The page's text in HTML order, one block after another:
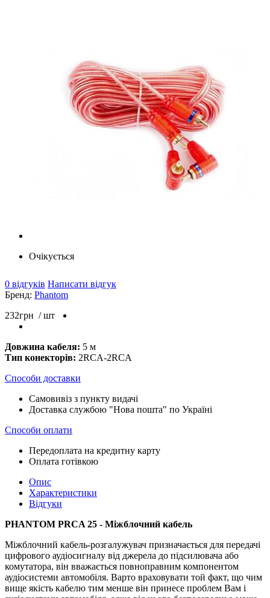
Очікується
0 відгуків Написати відгук
Бренд: Phantom
232грн / шт
Довжина кабеля: 5 м
Тип конекторів: 2RCA-2RCA
Способи доставки
Самовивіз з пункту видачі
Доставка службою "Нова пошта" по Україні
Способи оплати
Передоплата на кредитну карту
Оплата готівкою
Опис
Характеристики
Відгуки
PHANTOM PRCA 25 - Міжблочний кабель
Міжблочний кабель-розгалужувач призначається для передачі
цифрового аудіосигналу від джерела до підсилювача або
комутатора, він вважається повноправним компонентом
аудіосистеми автомобіля. Варто враховувати той факт, що чим
вище якість кабелю тим менше він принесе проблем Вам і